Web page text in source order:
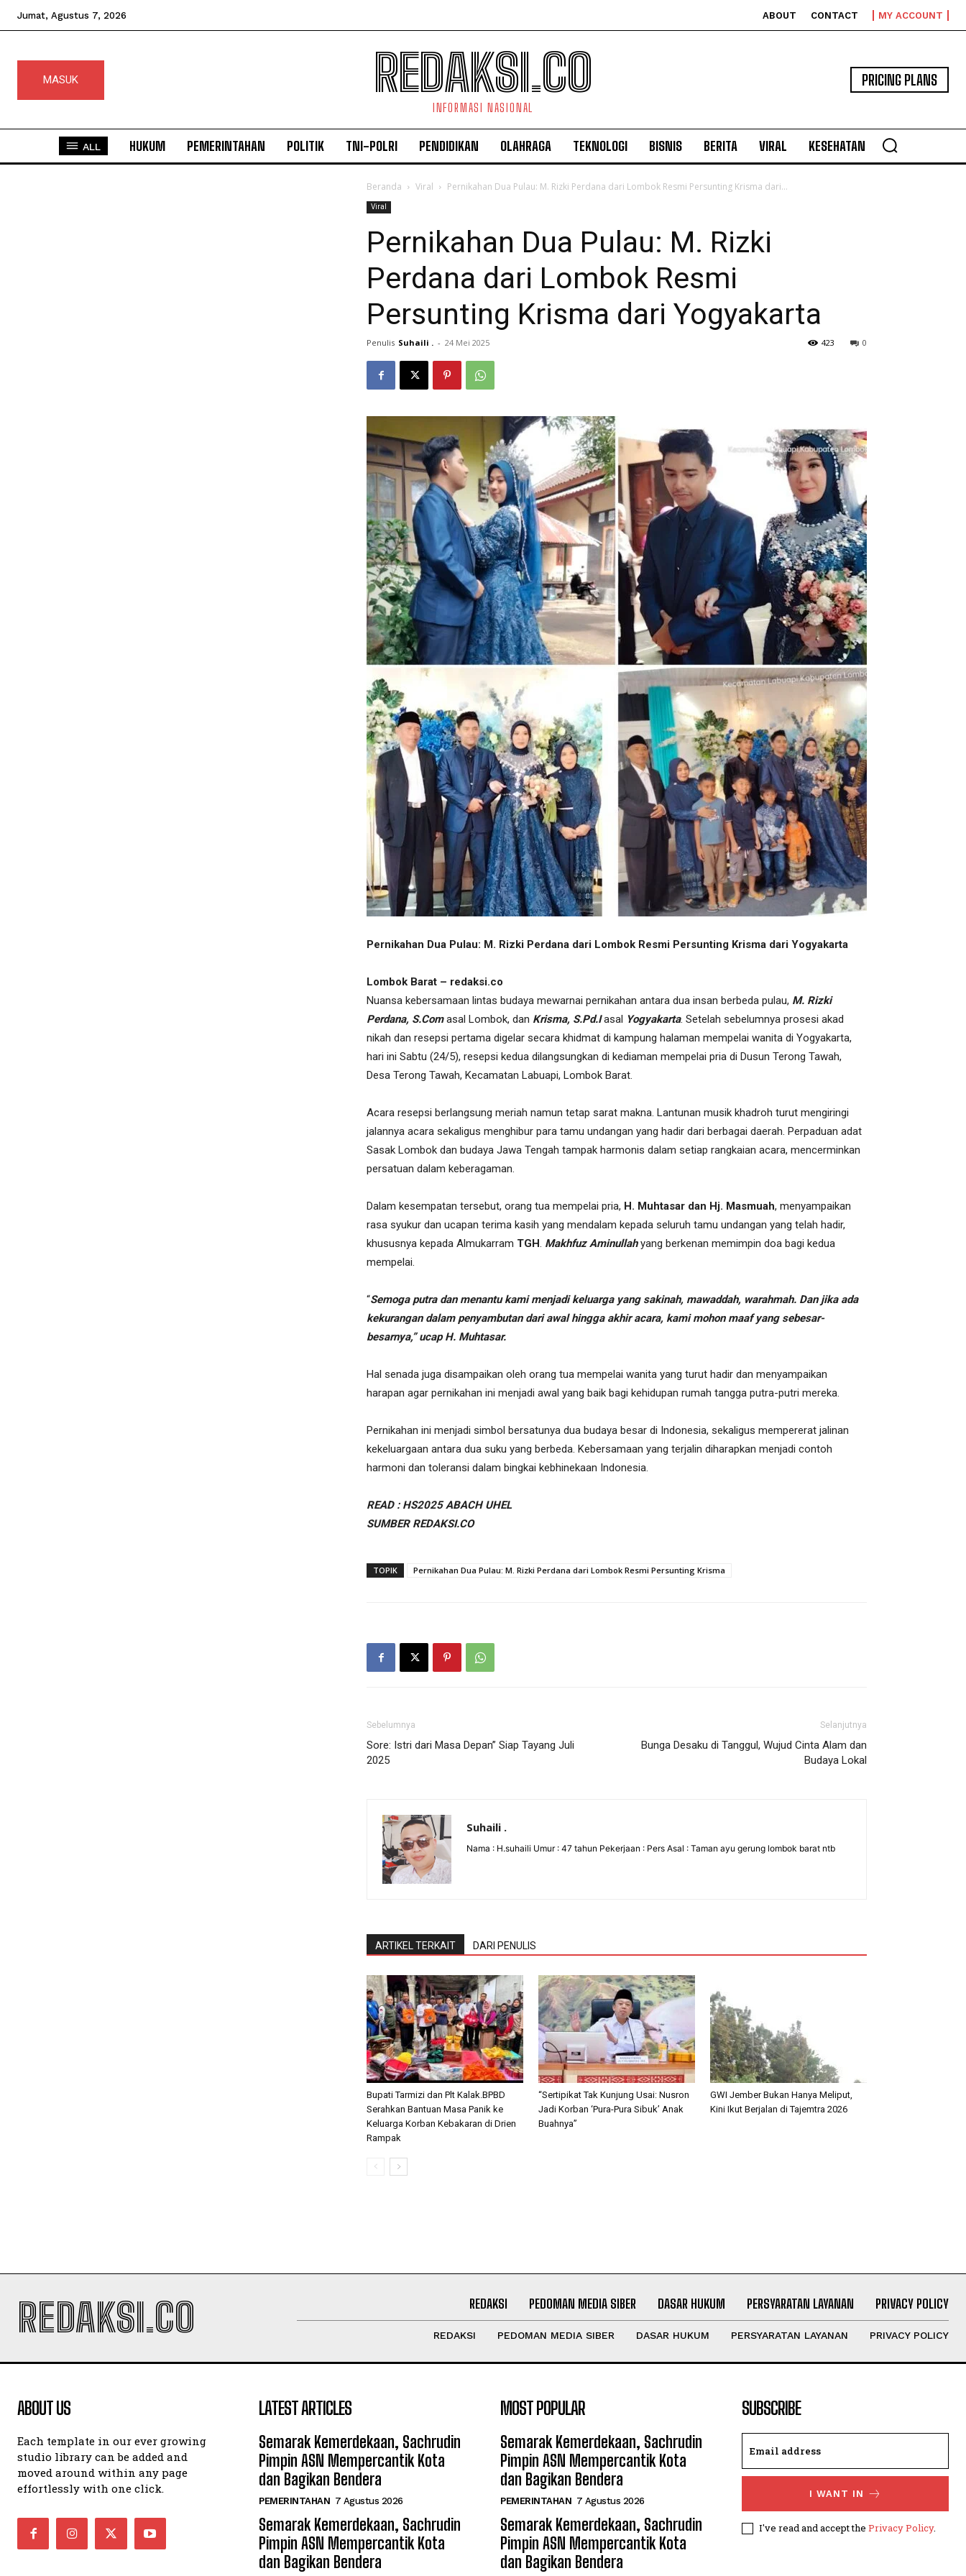
Jumat, Agustus 7, 2026 ABOUT CONTACT MY ACCOUNT
MASUK REDAKSI.CO
INFORMASI NASIONAL
PRICING PLANS
ALL HUKUM PEMERINTAHAN POLITIK TNI-POLRI PENDIDIKAN OLAHRAGA TEKNOLOGI BISNIS BERITA VIRAL KESEHATAN
Beranda Viral Pernikahan Dua Pulau: M. Rizki Perdana dari Lombok Resmi Persunting Krisma dari...
Viral
Pernikahan Dua Pulau: M. Rizki
Perdana dari Lombok Resmi
Persunting Krisma dari Yogyakarta
Penulis Suhaili . - 24 Mei 2025 0
423
Pernikahan Dua Pulau: M. Rizki Perdana dari Lombok Resmi Persunting Krisma dari Yogyakarta
Lombok Barat – redaksi.co
Nuansa kebersamaan lintas budaya mewarnai pernikahan antara dua insan berbeda pulau, M. Rizki
Perdana, S.Comasal Lombok, dan Krisma, S.Pd.I asal Yogyakarta. Setelah sebelumnya prosesi akad
nikah dan resepsi pertama digelar secara khidmat di kampung halaman mempelai wanita di Yogyakarta,
hari ini Sabtu (24/5), resepsi kedua dilangsungkan di kediaman mempelai pria di Dusun Terong Tawah,
Desa Terong Tawah, Kecamatan Labuapi, Lombok Barat.
Acara resepsi berlangsung meriah namun tetap sarat makna. Lantunan musik khadroh turut mengiringi
jalannya acara sekaligus menghibur para tamu undangan yang hadir dari berbagai daerah. Perpaduan adat
Sasak Lombok dan budaya Jawa Tengah tampak harmonis dalam setiap rangkaian acara, mencerminkan
persatuan dalam keberagaman.
Dalam kesempatan tersebut, orang tua mempelai pria, H. Muhtasar dan Hj. Masmuah, menyampaikan
rasa syukur dan ucapan terima kasih yang mendalam kepada seluruh tamu undangan yang telah hadir,
khususnya kepada Almukarram TGH. Makhfuz Aminullah yang berkenan memimpin doa bagi kedua
mempelai.
“Semoga putra dan menantu kami menjadi keluarga yang sakinah, mawaddah, warahmah. Dan jika ada
kekurangan dalam penyambutan dari awal hingga akhir acara, kami mohon maaf yang sebesar-
besarnya,” ucap H. Muhtasar.
Hal senada juga disampaikan oleh orang tua mempelai wanita yang turut hadir dan menyampaikan
harapan agar pernikahan ini menjadi awal yang baik bagi kehidupan rumah tangga putra-putri mereka.
Pernikahan ini menjadi simbol bersatunya dua budaya besar di Indonesia, sekaligus mempererat jalinan
kekeluargaan antara dua suku yang berbeda. Kebersamaan yang terjalin diharapkan menjadi contoh
harmoni dan toleransi dalam bingkai kebhinekaan Indonesia.
READ : HS2025 ABACH UHEL
SUMBER REDAKSI.CO
TOPIK Pernikahan Dua Pulau: M. Rizki Perdana dari Lombok Resmi Persunting Krisma
Sebelumnya
Sore: Istri dari Masa Depan” Siap Tayang Juli
2025
Selanjutnya
Bunga Desaku di Tanggul, Wujud Cinta Alam dan
Budaya Lokal
Suhaili .
Nama : H.suhaili Umur : 47 tahun Pekerjaan : Pers Asal : Taman ayu gerung lombok barat ntb
ARTIKEL TERKAIT DARI PENULIS
Bupati Tarmizi dan Plt Kalak.BPBD
Serahkan Bantuan Masa Panik ke
Keluarga Korban Kebakaran di Drien
Rampak
“Sertipikat Tak Kunjung Usai: Nusron
Jadi Korban ‘Pura-Pura Sibuk’ Anak
Buahnya”
GWI Jember Bukan Hanya Meliput,
Kini Ikut Berjalan di Tajemtra 2026
REDAKSI.CO REDAKSI PEDOMAN MEDIA SIBER DASAR HUKUM PERSYARATAN LAYANAN PRIVACY POLICY
REDAKSI PEDOMAN MEDIA SIBER DASAR HUKUM PERSYARATAN LAYANAN PRIVACY POLICY
ABOUT US
Each template in our ever growing
studio library can be added and
moved around within any page
effortlessly with one click.
LATEST ARTICLES
Semarak Kemerdekaan, Sachrudin
Pimpin ASN Mempercantik Kota
dan Bagikan Bendera
PEMERINTAHAN 7 Agustus 2026
Semarak Kemerdekaan, Sachrudin
Pimpin ASN Mempercantik Kota
dan Bagikan Bendera
MOST POPULAR
Semarak Kemerdekaan, Sachrudin
Pimpin ASN Mempercantik Kota
dan Bagikan Bendera
PEMERINTAHAN 7 Agustus 2026
Semarak Kemerdekaan, Sachrudin
Pimpin ASN Mempercantik Kota
dan Bagikan Bendera
SUBSCRIBE
I WANT IN
I've read and accept the Privacy Policy.